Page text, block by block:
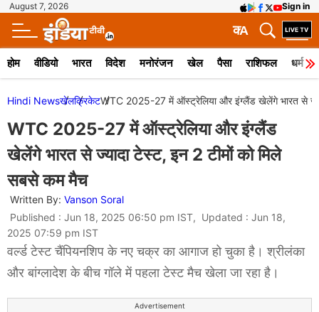
August 7, 2026 Sign in
A
क
होम वीडियो भारत विदेश मनोरंजन खेल पैसा राशिफल धर्म
Hindi Newsखेलक्रिकेटWTC 2025-27 में ऑस्ट्रेलिया और इंग्लैंड खेलेंगे भारत से
WTC 2025-27 में ऑस्ट्रेलिया और इंग्लैंड
खेलेंगे भारत से ज्यादा टेस्ट, इन 2 टीमों को मिले
सबसे कम मैच
Written By: Vanson Soral
Published : Jun 18, 2025 06:50 pm IST, Updated : Jun 18,
2025 07:59 pm IST
वर्ल्ड टेस्ट चैंपियनशिप के नए चक्र का आगाज हो चुका है। श्रीलंका
और बांग्लादेश के बीच गॉले में पहला टेस्ट मैच खेला जा रहा है।
Advertisement